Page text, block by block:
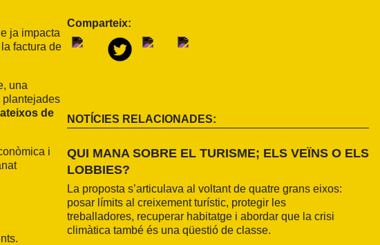
ja impacta
factura de
una
plantejades
de
i
Comparteix:
NOTÍCIES RELACIONADES:
QUI MANA SOBRE EL TURISME; ELS VEÏNS O ELS
LOBBIES?
La proposta s’articulava al voltant de quatre grans eixos:
posar límits al creixement turístic, protegir les
treballadores, recuperar habitatge i abordar que la crisi
climàtica també és una qüestió de classe.